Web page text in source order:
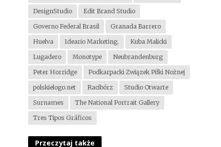
DesignStudio Edit Brand Studio
Governo Federal Brasil Granada Barrero
Huelva Ideario Marketing. Kuba Malicki
Lugadero Monotype Neubrandenburg
Peter Horridge Podkarpacki Związek Piłki Nożnej
polskielogo.net Racibórz Studio Otwarte
Surnames The National Portrait Gallery
Tres Tipos Gráficos
Przeczytaj także